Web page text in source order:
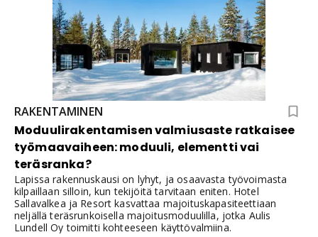
RAKENTAMINEN
Moduulirakentamisen valmiusaste ratkaisee
työmaavaiheen: moduuli, elementti vai
teräsranka?
Lapissa rakennuskausi on lyhyt, ja osaavasta työvoimasta
kilpaillaan silloin, kun tekijöitä tarvitaan eniten. Hotel
Sallavalkea ja Resort kasvattaa majoituskapasiteettiaan
neljällä teräsrunkoisella majoitusmoduulilla, jotka Aulis
Lundell Oy toimitti kohteeseen käyttövalmiina.